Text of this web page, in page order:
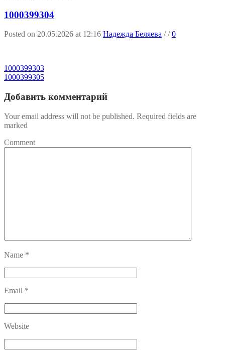
1000399304
Posted on 20.05.2026 at 12:16 Надежда Беляева //0
1000399303
1000399305
Добавить комментарий
Your email address will not be published. Required fields are
marked
Comment
Name *
Email *
Website